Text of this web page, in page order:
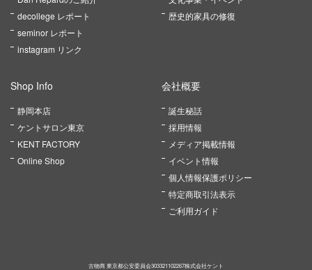
decollege レポート
seminor レポート
instagram リンク
歴史的家具の修復
Shop Info
静岡本店
ケントサロン東京
KENT FACTORY
Online Shop
会社概要
誕生秘話
採用情報
メディア掲載情報
イベント情報
個人情報保護ポリシー
特定商取引法表示
ご利用ガイド
古物商 東京都公安委員会303321102267株式会社ケント